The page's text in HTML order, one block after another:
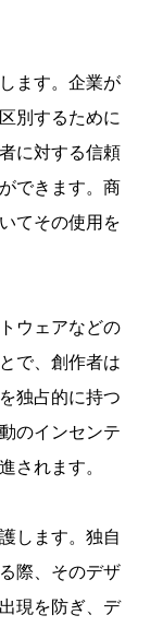
ます。企業が
別するために
に対する信頼
できます。商
てその使用を
ウェアなどの
で、創作者は
独占的に持つ
のインセンテ
されます。
します。独自
際、そのデザ
現を防ぎ、デ